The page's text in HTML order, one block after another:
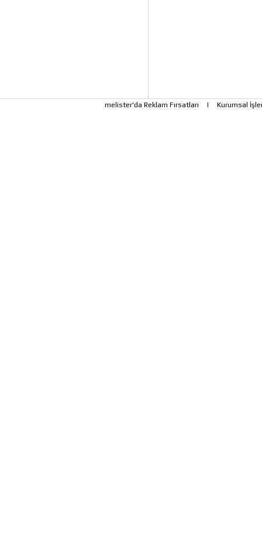
melister'da Reklam Fırsatları | Kurumsal